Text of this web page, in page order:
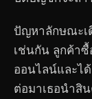
ปัญหาลักษณะเ
เช่นกัน ลูกค้าซื้
ออนไลน์และไ
ต่อมาเธอนำสิ